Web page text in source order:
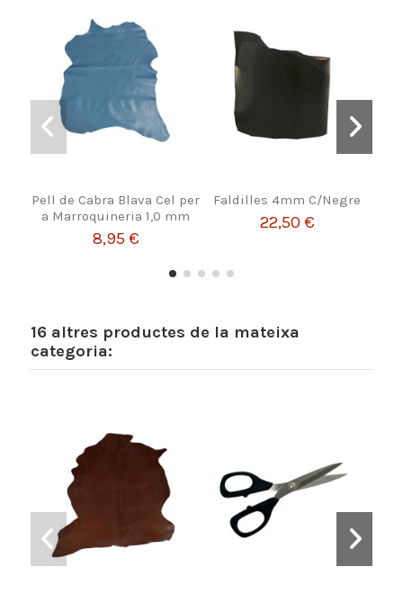
Pell de Cabra Blava Cel per
a Marroquineria 1,0 mm
8,95 €
Faldilles 4mm C/Negre
22,50 €
16 altres productes de la mateixa
categoria: